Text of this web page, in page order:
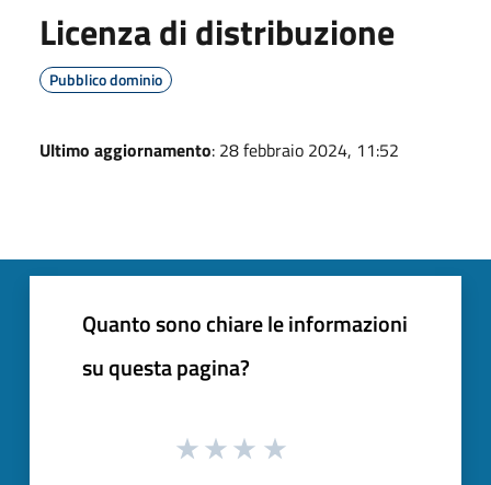
Licenza di distribuzione
Pubblico dominio
Ultimo aggiornamento: 28 febbraio 2024, 11:52
Quanto sono chiare le informazioni
su questa pagina?